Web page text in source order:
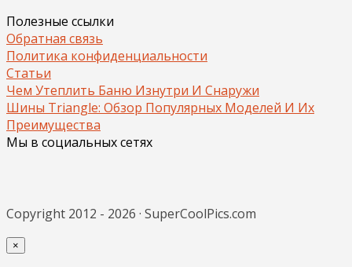
Полезные ссылки
Обратная связь
Политика конфиденциальности
Статьи
Чем Утеплить Баню Изнутри И Снаружи
Шины Triangle: Обзор Популярных Моделей И Их
Преимущества
Мы в социальных сетях
Copyright 2012 - 2026 · SuperCoolPics.com
×